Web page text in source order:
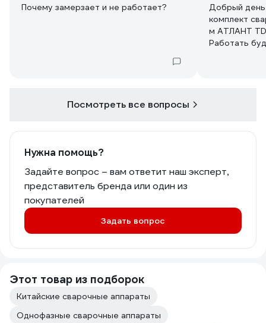
Почему замерзает и не работает?
Добрый
комплект
м АТЛАНТ
Работать
Посмотреть все вопросы
Нужна помощь?
Задайте вопрос – вам ответит наш эксперт,
представитель бренда или один из
покупателей
Задать вопрос
Этот товар из подборок
Китайские сварочные аппараты
Однофазные сварочные аппараты